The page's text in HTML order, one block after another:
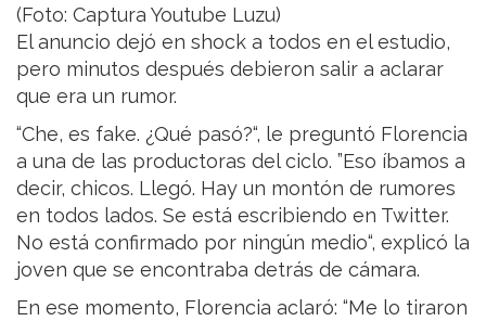
(Foto: Captura Youtube Luzu)
El anuncio dejó en shock a todos en el estudio,
pero minutos después debieron salir a aclarar
que era un rumor.
“Che, es fake. ¿Qué pasó?“, le preguntó Florencia
a una de las productoras del ciclo. ”Eso íbamos a
decir, chicos. Llegó. Hay un montón de rumores
en todos lados. Se está escribiendo en Twitter.
No está confirmado por ningún medio“, explicó la
joven que se encontraba detrás de cámara.
En ese momento, Florencia aclaró: “Me lo tiraron